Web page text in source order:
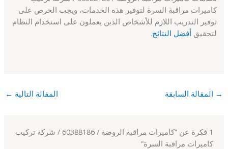
كاميرات مراقبة السرة لتوفير هذه الخدمات، ويجب الحرص على
توفير التدريب اللازم للأشخاص الذين يعملون على استخدام النظام
لتحقيق أفضل النتائج.
→ المقالة السابقة المقالة التالية ←
1 فكرة عن “كاميرات مراقبة الروضة / 60388186 / شركة تركيب
كاميرات مراقبة السرة”